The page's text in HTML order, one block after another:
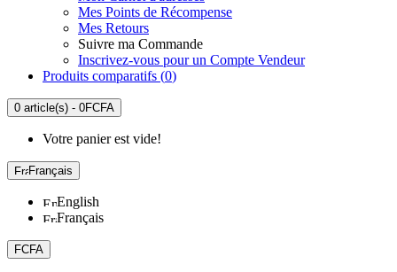
Mes Points de Récompense
Mes Retours
Suivre ma Commande
Inscrivez-vous pour un Compte Vendeur
Produits comparatifs (0)
0 article(s) - 0FCFA
Votre panier est vide!
Français
English
Français
FCFA